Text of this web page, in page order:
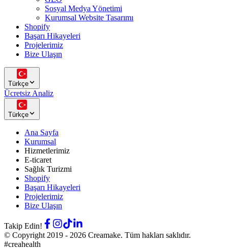
Sosyal Medya Yönetimi
Kurumsal Website Tasarımı
Shopify
Başarı Hikayeleri
Projelerimiz
Bize Ulaşın
Türkçe
Ücretsiz Analiz
Türkçe
Ana Sayfa
Kurumsal
Hizmetlerimiz
E-ticaret
Sağlık Turizmi
Shopify
Başarı Hikayeleri
Projelerimiz
Bize Ulaşın
Takip Edin!
© Copyright 2019 - 2026 Creamake. Tüm hakları saklıdır.
#creahealth